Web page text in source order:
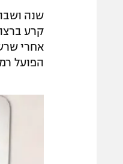
שנה
קרע
הפועל